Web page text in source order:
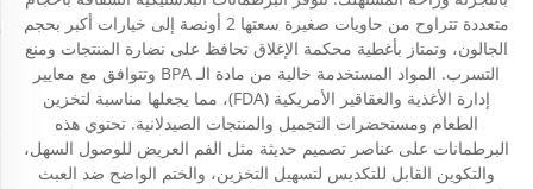
متعددة تتراوح من حاويات صغيرة سعتها 2 أونصة إلى خيارات أكبر بحجم
الجالون، وتمتاز بأغطية محكمة الإغلاق تحافظ على نضارة المنتجات ومنع
التسرب. المواد المستخدمة خالية من مادة الـ BPA وتتوافق مع معايير
إدارة الأغذية والعقاقير الأمريكية (FDA)، مما يجعلها مناسبة لتخزين
الطعام ومستحضرات التجميل والمنتجات الصيدلانية. تحتوي هذه
البرطمانات على عناصر تصميم حديثة مثل الفم العريض للوصول السهل،
والتكوين القابل للتكديس لتسهيل التخزين، والختم الواضح ضد العبث